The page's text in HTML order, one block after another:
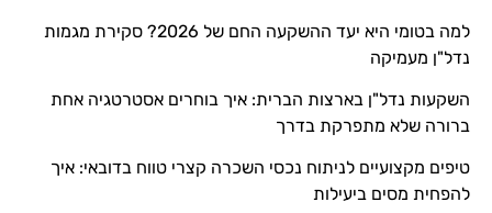
למה בטומי היא יעד ההשקעה החם של 2026? סקירת מגמות
נדל"ן מעמיקה
השקעות נדל"ן בארצות הברית: איך בוחרים אסטרטגיה אחת
ברורה שלא מתפרקת בדרך
טיפים מקצועיים לניתוח נכסי השכרה קצרי טווח בדובאי: איך
להפחית מסים ביעילות